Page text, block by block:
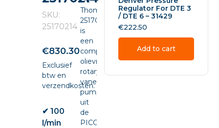
SKU:
25170214
€830.30
Exclusief
btw en
verzendkosten.
✔ 100
l/min
Thomas
25170214
is
een
compacte
olievrije
rotary
vane
pump
uit
de
PICOLINO
Regulator For DTE 3
/ DTE 6 – 31429
€222.50
Add to cart